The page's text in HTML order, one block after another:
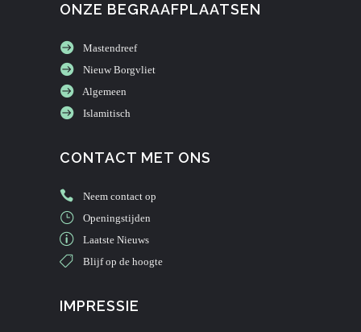
ONZE BEGRAAFPLAATSEN
Mastendreef
Nieuw Borgvliet
Algemeen
Islamitisch
CONTACT MET ONS
Neem contact op
Openingstijden
Laatste Nieuws
Blijf op de hoogte
IMPRESSIE